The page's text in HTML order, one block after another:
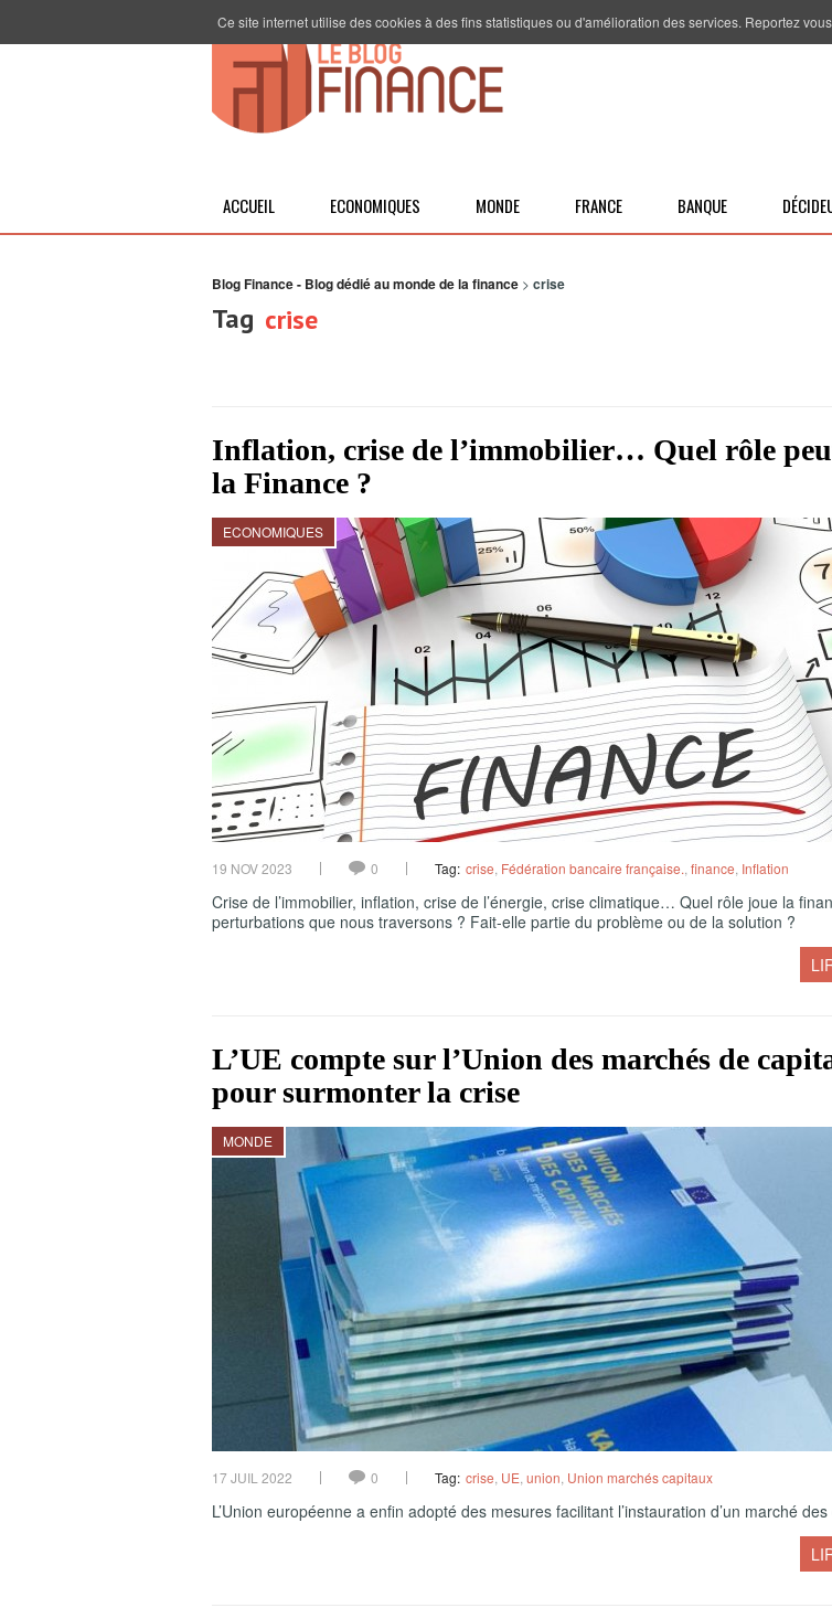
ACCUEIL ECONOMIQUES MONDE FRANCE BANQUE
Blog Finance - Blog dédié au monde de la finance > crise
Tag crise
Inflation, crise de l’immobilier… Quel rôle
la Finance ?
ECONOMIQUES
19 NOV 2023 0 Tag: crise Fédération bancaire française. finance Inflation
Crise de l’immobilier, inflation, crise de l’énergie, crise climatique… Quel rôle joue la
perturbations que nous traversons ? Fait-elle partie du problème ou de la solution ?
L’UE compte sur l’Union des marchés de
pour surmonter la crise
MONDE
17 JUIL 2022 0 Tag: crise UE union Union marchés capitaux
L’Union européenne a enfin adopté des mesures facilitant l’instauration d’un marché
Ce site internet utilise des cookies à des fins statistiques ou d'amélioration des services. Reportez